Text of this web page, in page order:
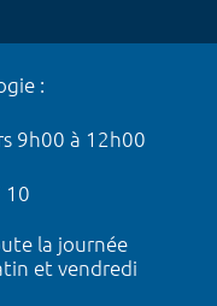
:
9h00 à 12h00
10
la journée
et vendredi